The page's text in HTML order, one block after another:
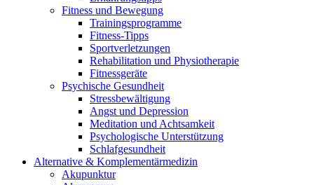
Fitness und Bewegung
Trainingsprogramme
Fitness-Tipps
Sportverletzungen
Rehabilitation und Physiotherapie
Fitnessgeräte
Psychische Gesundheit
Stressbewältigung
Angst und Depression
Meditation und Achtsamkeit
Psychologische Unterstützung
Schlafgesundheit
Alternative & Komplementärmedizin
Akupunktur